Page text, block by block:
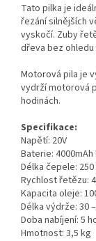
Tato pilka je
řezání silnějších
vyskočí. Zuby
dřeva bez
Motorová pila je
vydrží motorová
hodinách.
Specifikace:
Napětí: 20V
Baterie: 4000mAh
Délka čepele: 250
Rychlost řetězu:
Kapacita oleje:
Délka výdrže: 30
Doba nabíjení: 5
Hmotnost: 3,5 kg